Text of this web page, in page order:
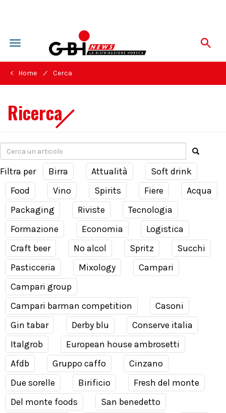
Toggle
navigation
< Home / Cerca
Ricerca
Filtra per Birra Attualità
Soft drink
Food
Vino Spirits Fiere
Acqua
Packaging
Riviste
Tecnologia
Formazione
Economia
Logistica
Craft beer
No alcol Spritz
Succhi
Pasticceria
Mixology
Campari
Campari group
Campari barman competition
Casoni
Gin tabar
Derby blu
Conserve italia
Italgrob
European house ambrosetti
Afdb
Gruppo caffo
Cinzano
Due sorelle
Birificio
Fresh del monte
Del monte foods
San benedetto